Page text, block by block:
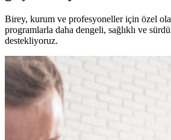
Birey, kurum ve profesyoneller için özel
programlarla daha dengeli, sağlıklı ve
destekliyoruz.